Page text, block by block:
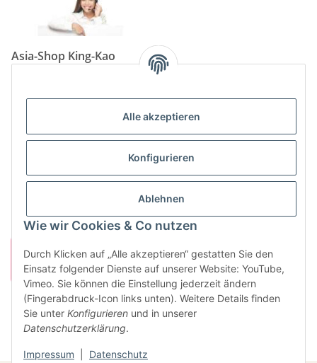
Alle akzeptieren
Konfigurieren
Ablehnen
Wie wir Cookies & Co nutzen
Durch Klicken auf „Alle akzeptieren“ gestatten Sie den
Einsatz folgender Dienste auf unserer Website: YouTube,
Vimeo. Sie können die Einstellung jederzeit ändern
(Fingerabdruck-Icon links unten). Weitere Details finden
Sie unter Konfigurieren und in unserer
Datenschutzerklärung.
Impressum Datenschutz
Asia-Shop King-Kao
Tel: (06825) 499-104
info@king-kao.de
Öffnungszeiten (Mo-Sa.) 9:00 - 19:00
Gesetzliche Informationen
Vertrag widerrufen